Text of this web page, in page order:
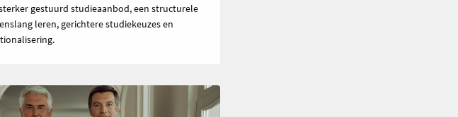
gestuurd studieaanbod, een structurele
leren, gerichtere studiekeuzes en